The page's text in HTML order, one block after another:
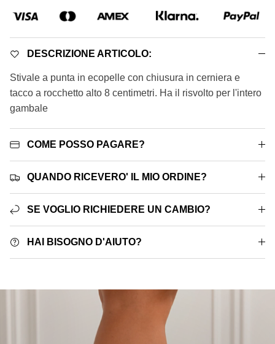
DESCRIZIONE ARTICOLO:
Stivale a punta in ecopelle con chiusura in cerniera e
tacco a rocchetto alto 8 centimetri. Ha il risvolto per l'intero
gambale
COME POSSO PAGARE?
QUANDO RICEVERO' IL MIO ORDINE?
SE VOGLIO RICHIEDERE UN CAMBIO?
HAI BISOGNO D'AIUTO?